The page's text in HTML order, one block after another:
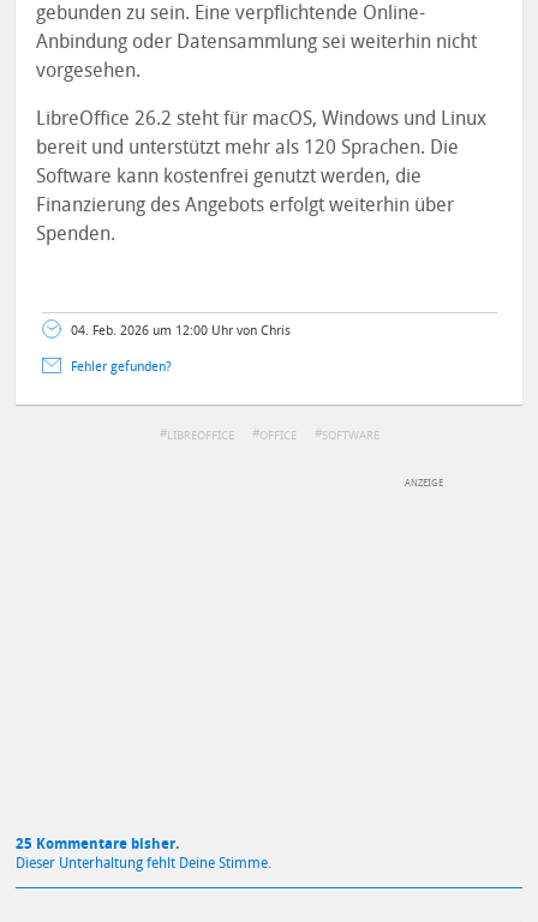
gebunden zu sein. Eine verpflichtende Online-
Anbindung oder Datensammlung sei weiterhin nicht
vorgesehen.
LibreOffice 26.2 steht für macOS, Windows und Linux
bereit und unterstützt mehr als 120 Sprachen. Die
Software kann kostenfrei genutzt werden, die
Finanzierung des Angebots erfolgt weiterhin über
Spenden.
04. Feb. 2026 um 12:00 Uhr von Chris
Fehler gefunden?
LIBREOFFICE OFFICE SOFTWARE
25 Kommentare bisher.
Dieser Unterhaltung fehlt Deine Stimme.